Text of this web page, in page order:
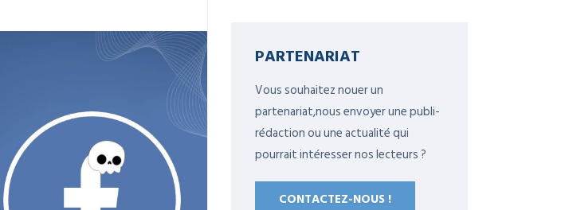
PARTENARIAT
Vous souhaitez nouer un
partenariat,nous envoyer une publi-
rédaction ou une actualité qui
pourrait intéresser nos lecteurs ?
CONTACTEZ-NOUS !